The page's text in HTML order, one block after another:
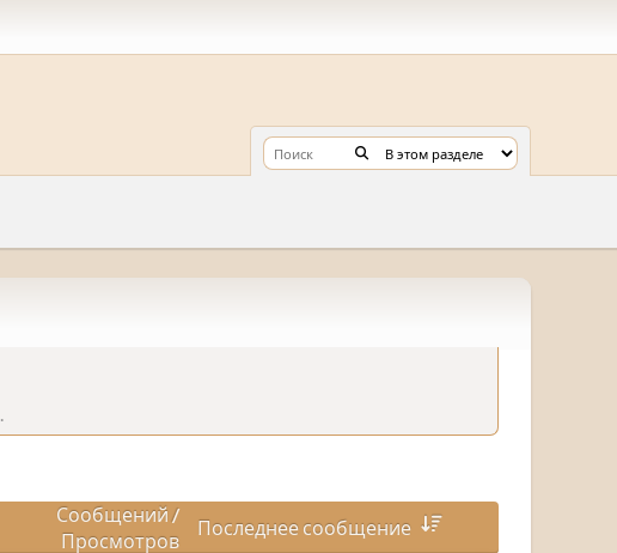
Сообщений /
Просмотров
Последнее сообщение